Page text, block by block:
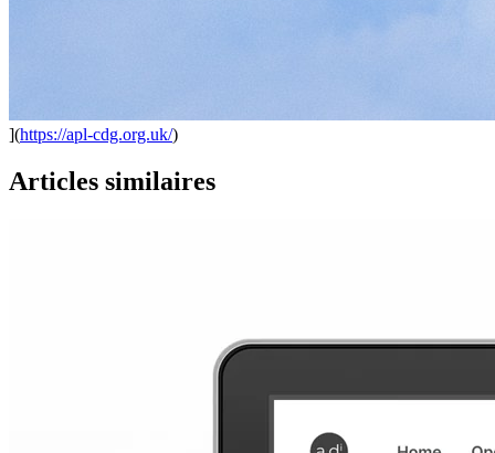
](https://apl-cdg.org.uk/)
Articles similaires